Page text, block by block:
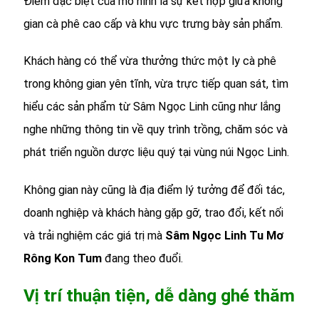
gian cà phê cao cấp và khu vực trưng bày sản phẩm.
Khách hàng có thể vừa thưởng thức một ly cà phê
trong không gian yên tĩnh, vừa trực tiếp quan sát, tìm
hiểu các sản phẩm từ Sâm Ngọc Linh cũng như lắng
nghe những thông tin về quy trình trồng, chăm sóc và
phát triển nguồn dược liệu quý tại vùng núi Ngọc Linh.
Không gian này cũng là địa điểm lý tưởng để đối tác,
doanh nghiệp và khách hàng gặp gỡ, trao đổi, kết nối
và trải nghiệm các giá trị mà Sâm Ngọc Linh Tu Mơ
Rông Kon Tum đang theo đuổi.
Vị trí thuận tiện, dễ dàng ghé thăm